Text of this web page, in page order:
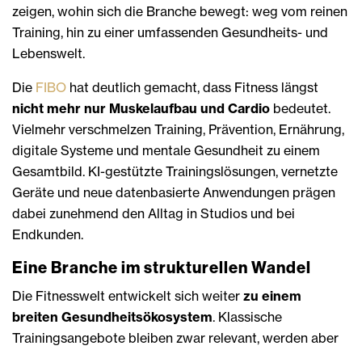
zeigen, wohin sich die Branche bewegt: weg vom reinen
Training, hin zu einer umfassenden Gesundheits- und
Lebenswelt.
Die FIBO hat deutlich gemacht, dass Fitness längst
nicht mehr nur Muskelaufbau und Cardio bedeutet.
Vielmehr verschmelzen Training, Prävention, Ernährung,
digitale Systeme und mentale Gesundheit zu einem
Gesamtbild. KI-gestützte Trainingslösungen, vernetzte
Geräte und neue datenbasierte Anwendungen prägen
dabei zunehmend den Alltag in Studios und bei
Endkunden.
Eine Branche im strukturellen Wandel
Die Fitnesswelt entwickelt sich weiter zu einem
breiten Gesundheitsökosystem. Klassische
Trainingsangebote bleiben zwar relevant, werden aber